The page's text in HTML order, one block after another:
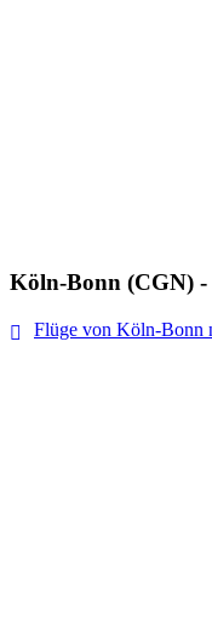
Köln-Bonn (CGN)
Flüge von Köln-Bonn